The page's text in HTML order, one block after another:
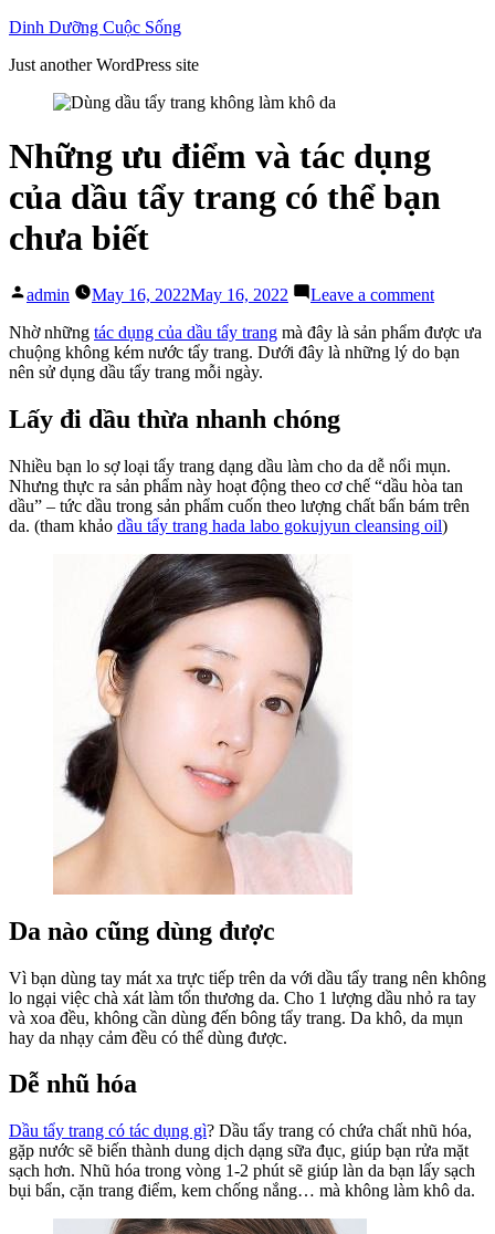
Skip
content
Dinh Dưỡng Cuộc Sống
Just another WordPress site
Những ưu điểm và tác dụng
của dầu tẩy trang có thể bạn
chưa biết
Posted
admin May 16, 2022May 16, 2022 Leave a commenton
ưu
điểm
tẩy
trang
có
thể
Nhờ những tác dụng của dầu tẩy trang mà đây là sản phẩm được ưa
chuộng không kém nước tẩy trang. Dưới đây là những lý do bạn
nên sử dụng dầu tẩy trang mỗi ngày.
Lấy đi dầu thừa nhanh chóng
Nhiều bạn lo sợ loại tẩy trang dạng dầu làm cho da dễ nổi mụn.
Nhưng thực ra sản phẩm này hoạt động theo cơ chế “dầu hòa tan
dầu” – tức dầu trong sản phẩm cuốn theo lượng chất bẩn bám trên
da. (tham khảo dầu tẩy trang hada labo gokujyun cleansing oil)
Da nào cũng dùng được
Vì bạn dùng tay mát xa trực tiếp trên da với dầu tẩy trang nên không
lo ngại việc chà xát làm tổn thương da. Cho 1 lượng dầu nhỏ ra tay
và xoa đều, không cần dùng đến bông tẩy trang. Da khô, da mụn
hay da nhạy cảm đều có thể dùng được.
Dễ nhũ hóa
Dầu tẩy trang có tác dụng gì? Dầu tẩy trang có chứa chất nhũ hóa,
gặp nước sẽ biến thành dung dịch dạng sữa đục, giúp bạn rửa mặt
sạch hơn. Nhũ hóa trong vòng 1-2 phút sẽ giúp làn da bạn lấy sạch
bụi bẩn, cặn trang điểm, kem chống nắng… mà không làm khô da.